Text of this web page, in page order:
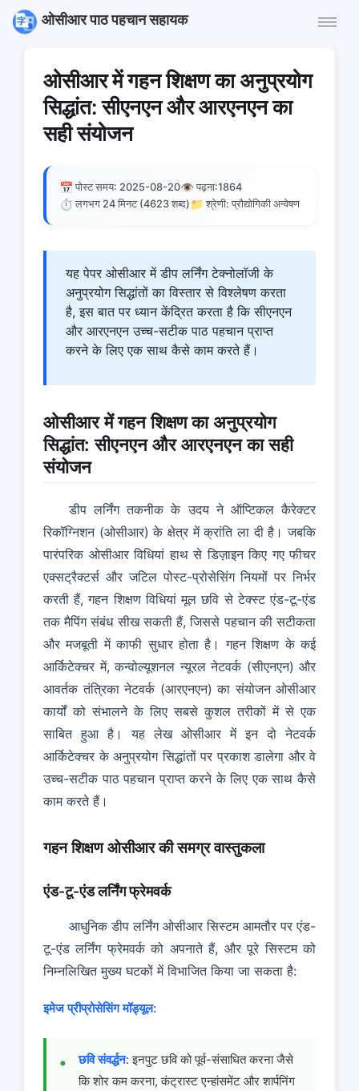
ओसीआर पाठ पहचान सहायक
ओसीआर में गहन शिक्षण का अनुप्रयोग
सिद्धांत: सीएनएन और आरएनएन का
सही संयोजन
📅 पोस्ट समय: 2025-08-20👁️ पढ़ना:1864
⏱️ लगभग 24 मिनट (4623 शब्द) 📁 श्रेणी: प्रौद्योगिकी अन्वेषण
यह पेपर ओसीआर में डीप लर्निंग टेक्नोलॉजी के
अनुप्रयोग सिद्धांतों का विस्तार से विश्लेषण करता
है, इस बात पर ध्यान केंद्रित करता है कि सीएनएन
और आरएनएन उच्च-सटीक पाठ पहचान प्राप्त
करने के लिए एक साथ कैसे काम करते हैं।
ओसीआर में गहन शिक्षण का अनुप्रयोग
सिद्धांत: सीएनएन और आरएनएन का सही
संयोजन
डीप लर्निंग तकनीक के उदय ने ऑप्टिकल कैरेक्टर
रिकॉग्निशन (ओसीआर) के क्षेत्र में क्रांति ला दी है। जबकि
पारंपरिक ओसीआर विधियां हाथ से डिज़ाइन किए गए फीचर
एक्सट्रैक्टर्स और जटिल पोस्ट-प्रोसेसिंग नियमों पर निर्भर
करती हैं, गहन शिक्षण विधियां मूल छवि से टेक्स्ट एंड-टू-एंड
तक मैपिंग संबंध सीख सकती हैं, जिससे पहचान की सटीकता
और मजबूती में काफी सुधार होता है। गहन शिक्षण के कई
आर्किटेक्चर में, कन्वोल्यूशनल न्यूरल नेटवर्क (सीएनएन) और
आवर्तक तंत्रिका नेटवर्क (आरएनएन) का संयोजन ओसीआर
कार्यों को संभालने के लिए सबसे कुशल तरीकों में से एक
साबित हुआ है। यह लेख ओसीआर में इन दो नेटवर्क
आर्किटेक्चर के अनुप्रयोग सिद्धांतों पर प्रकाश डालेगा और वे
उच्च-सटीक पाठ पहचान प्राप्त करने के लिए एक साथ कैसे
काम करते हैं।
गहन शिक्षण ओसीआर की समग्र वास्तुकला
एंड-टू-एंड लर्निंग फ्रेमवर्क
आधुनिक डीप लर्निंग ओसीआर सिस्टम आमतौर पर एंड-
टू-एंड लर्निंग फ्रेमवर्क को अपनाते हैं, और पूरे सिस्टम को
निम्नलिखित मुख्य घटकों में विभाजित किया जा सकता है:
इमेज प्रीप्रोसेसिंग मॉड्यूल:
छवि संवर्द्धन: इनपुट छवि को पूर्व-संसाधित करना जैसे
कि शोर कम करना, कंट्रास्ट एन्हांसमेंट और शार्पनिंग